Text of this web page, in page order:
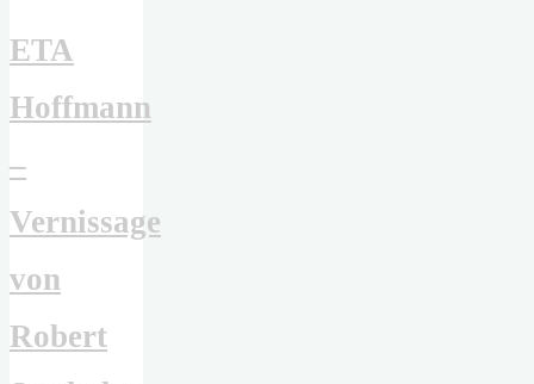
ETA
Hoffmann
–
Vernissage
von
Robert